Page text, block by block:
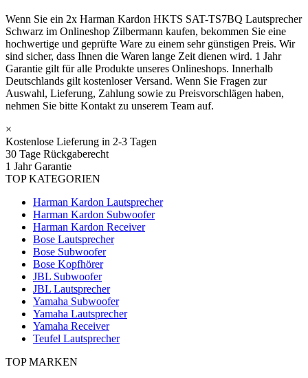
Wenn Sie ein 2x Harman Kardon HKTS SAT-TS7BQ Lautsprecher
Schwarz im Onlineshop Zilbermann kaufen, bekommen Sie eine
hochwertige und geprüfte Ware zu einem sehr günstigen Preis. Wir
sind sicher, dass Ihnen die Waren lange Zeit dienen wird. 1 Jahr
Garantie gilt für alle Produkte unseres Onlineshops. Innerhalb
Deutschlands gilt kostenloser Versand. Wenn Sie Fragen zur
Auswahl, Lieferung, Zahlung sowie zu Preisvorschlägen haben,
nehmen Sie bitte Kontakt zu unserem Team auf.
×
Kostenlose Lieferung in 2-3 Tagen
30 Tage Rückgaberecht
1 Jahr Garantie
TOP KATEGORIEN
Harman Kardon Lautsprecher
Harman Kardon Subwoofer
Harman Kardon Receiver
Bose Lautsprecher
Bose Subwoofer
Bose Kopfhörer
JBL Subwoofer
JBL Lautsprecher
Yamaha Subwoofer
Yamaha Lautsprecher
Yamaha Receiver
Teufel Lautsprecher
TOP MARKEN